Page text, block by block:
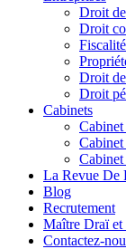
Droit
Droit
Droit
Droit
Cabinets
Cabinet
La Revue De
Blog
Recrutement
Maître Draï et
Contactez-